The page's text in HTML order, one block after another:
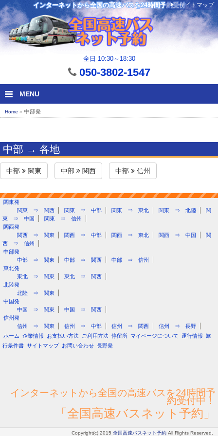
インターネットから全国の高速バスを24時間予約受付
全日 10:30～18:30
050-3802-1547
サイトマップ
MENU
Home » 中部発
中部 → 各地
中部 関東 中部 関西 中部 信州
関東発
関東 ⇒ 関西
関東 ⇒ 中部 関東 ⇒ 東北 関東 ⇒ 北陸
関
東 ⇒ 中国
関東 ⇒ 信州
関西発
関西 ⇒ 関東
関西 ⇒ 中部 関西 ⇒ 東北 関西 ⇒ 中国
関
西 ⇒ 信州
中部発
中部 ⇒ 関東
中部 ⇒ 関西
中部 ⇒ 信州
東北発
東北 ⇒ 関東
東北 ⇒ 関西
北陸発
北陸 ⇒ 関東
中国発
中国 ⇒ 関東
中国 ⇒ 関西
信州発
信州 ⇒ 関東
信州 ⇒ 中部 信州 ⇒ 関西
信州 ⇒ 長野
ホーム 企業情報 お支払い方法 ご利用方法 停留所 マイページについて 運行情報 旅
行条件書 サイトマップ お問い合わせ 長野発
インターネットから全国の高速バスを24時間予
約受付中！
「全国高速バスネット予約」
Copyright(c) 2015 全国高速バスネット予約 All Rights Reserved.